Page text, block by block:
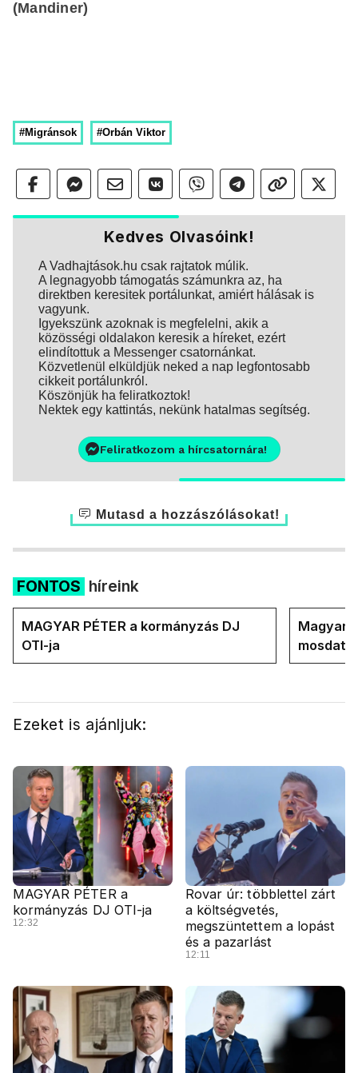
(Mandiner)
#Migránsok #Orbán Viktor
Kedves Olvasóink!
A Vadhajtások.hu csak rajtatok múlik.
A legnagyobb támogatás számunkra az, ha
direktben keresitek portálunkat, amiért hálásak is
vagyunk.
Igyekszünk azoknak is megfelelni, akik a
közösségi oldalakon keresik a híreket, ezért
elindítottuk a Messenger csatornánkat.
Közvetlenül elküldjük neked a nap legfontosabb
cikkeit portálunkról.
Köszönjük ha feliratkoztok!
Nektek egy kattintás, nekünk hatalmas segítség.
Feliratkozom a hírcsatornára!
Mutasd a hozzászólásokat!
FONTOS híreink
MAGYAR PÉTER a kormányzás DJ
OTI-ja
Magyar
Ezeket is ajánljuk:
MAGYAR PÉTER a
kormányzás DJ OTI-ja
12:32
Rovar úr: többlettel zárt
a költségvetés,
megszüntettem a lopást
és a pazarlást
12:11